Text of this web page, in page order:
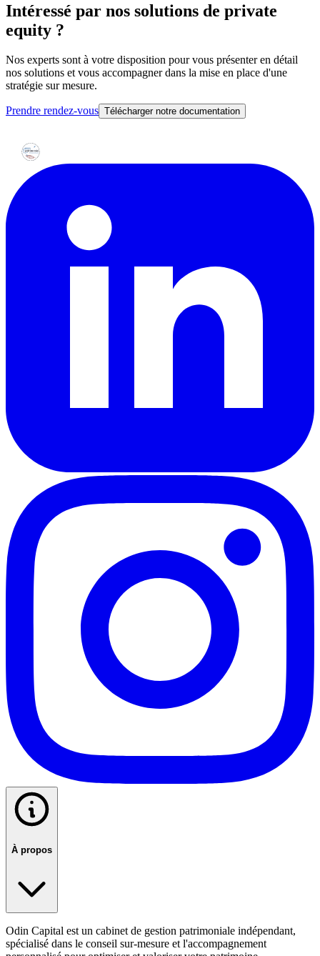
Intéressé par nos solutions de private
equity ?
Nos experts sont à votre disposition pour vous présenter en détail
nos solutions et vous accompagner dans la mise en place d'une
stratégie sur mesure.
Prendre rendez-vous Télécharger notre documentation
À propos
Odin Capital est un cabinet de gestion patrimoniale indépendant,
spécialisé dans le conseil sur-mesure et l'accompagnement